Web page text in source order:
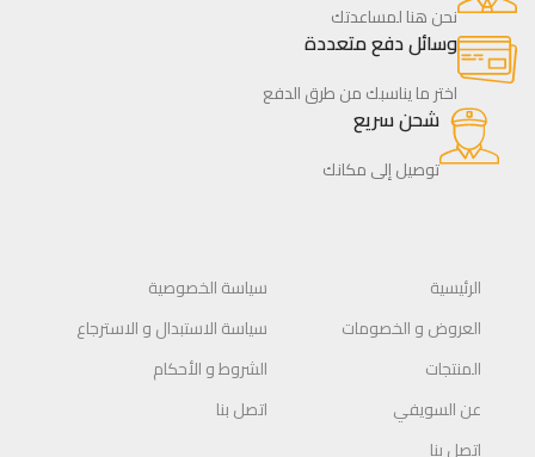
نحن هنا لمساعدتك
وسائل دفع متعددة
اختر ما يناسبك من طرق الدفع
شحن سريع
توصيل إلى مكانك
الرئيسية
العروض و الخصومات
المنتجات
عن السويفي
اتصل بنا
سياسة الخصوصية
سياسة الاستبدال و الاسترجاع
الشروط و الأحكام
اتصل بنا